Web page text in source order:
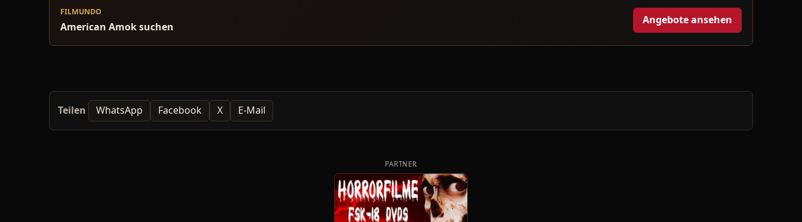
FILMUNDO
American Amok suchen
Angebote ansehen
Teilen WhatsApp Facebook X E-Mail
PARTNER